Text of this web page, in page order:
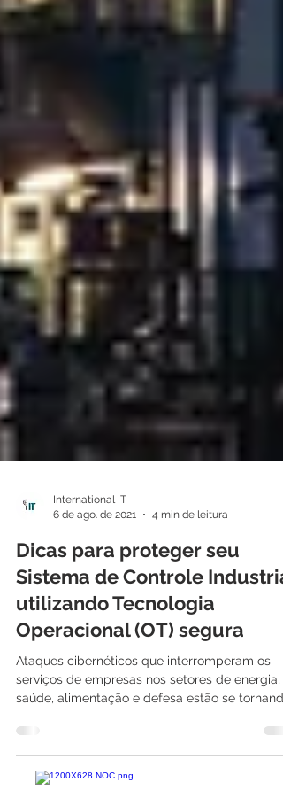
6 de ago. de 2021
4 min de leitura
Dicas para proteger seu
Sistema de Controle
utilizando Tecnologia
Operacional (OT) segura
Ataques cibernéticos que interromperam os
saúde, alimentação e defesa estão se tornando